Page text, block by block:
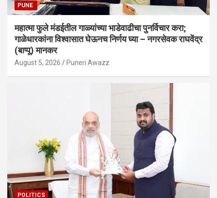
PUNE
महात्मा फुले मंडईतील गाळ्यांच्या भाडेवाढीचा पुनर्विचार करा;
गाळेधारकांना विश्वासात घेऊनच निर्णय घ्या – नगरसेवक राघवेंद्र
(बाप्पू) मानकर
August 5, 2026 Puneri Awazz
POLITICS